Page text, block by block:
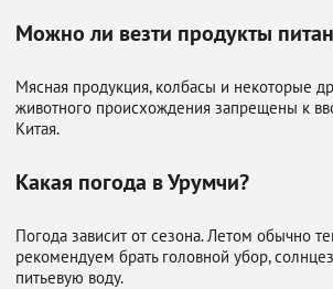
Можно ли везти продукты
Мясная продукция, колбасы и некоторые
животного происхождения запрещены к
Китая.
Какая погода в Урумчи?
Погода зависит от сезона. Летом обычно
рекомендуем брать головной убор,
питьевую воду.